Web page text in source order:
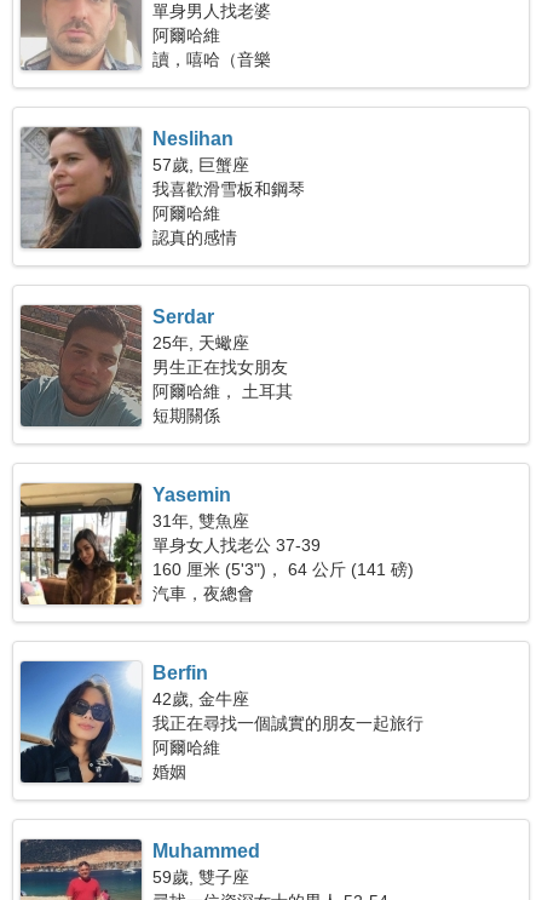
單身男人找老婆
阿爾哈維
讀，嘻哈（音樂
Neslihan
57歲, 巨蟹座
我喜歡滑雪板和鋼琴
阿爾哈維
認真的感情
Serdar
25年, 天蠍座
男生正在找女朋友
阿爾哈維， 土耳其
短期關係
Yasemin
31年, 雙魚座
單身女人找老公 37-39
160 厘米 (5'3")， 64 公斤 (141 磅)
汽車，夜總會
Berfin
42歲, 金牛座
我正在尋找一個誠實的朋友一起旅行
阿爾哈維
婚姻
Muhammed
59歲, 雙子座